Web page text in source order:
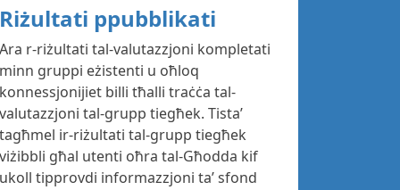
Riżultati ppubblikati
Ara r-riżultati tal-valutazzjoni kompletati
minn gruppi eżistenti u oħloq
konnessjonijiet billi tħalli traċċa tal-
valutazzjoni tal-grupp tiegħek. Tista’
tagħmel ir-riżultati tal-grupp tiegħek
viżibbli għal utenti oħra tal-Għodda kif
ukoll tipprovdi informazzjoni ta’ sfond